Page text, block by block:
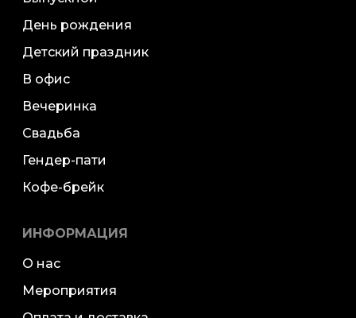
День рождения
Детский праздник
В офис
Вечеринка
Свадьба
Гендер-пати
Кофе-брейк
ИНФОРМАЦИЯ
О нас
Мероприятия